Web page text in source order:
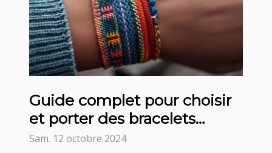
Guide complet pour choisir
et porter des bracelets
NATO
Sam. 12 octobre 2024